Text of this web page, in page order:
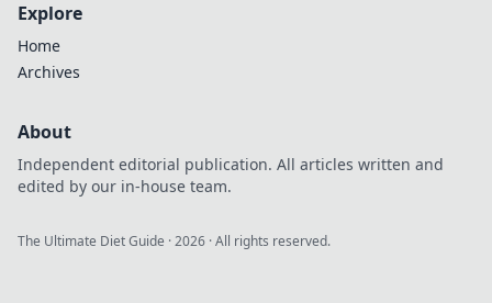
Explore
Home
Archives
About
Independent editorial publication. All articles written and
edited by our in-house team.
The Ultimate Diet Guide ·2026 · All rights reserved.